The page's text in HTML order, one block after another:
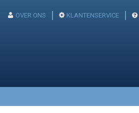
OVER ONS KLANTENSERVICE